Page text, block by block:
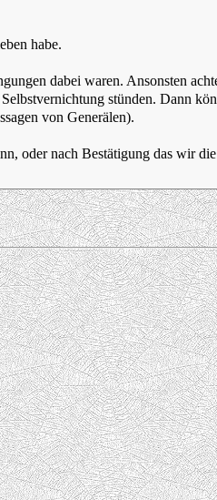
habe.
dabei waren. Ansonsten
stünden. Dann
von Generälen).
oder nach Bestätigung das wir